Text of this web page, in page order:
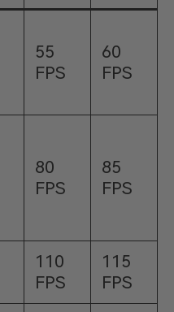
55
FPS
60
FPS
80
FPS
85
FPS
110
FPS
115
FPS